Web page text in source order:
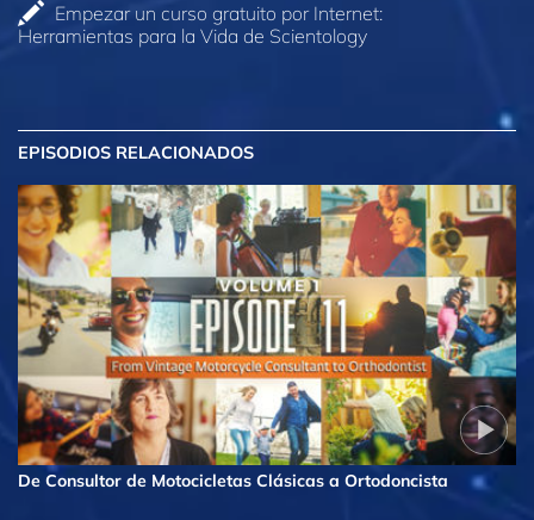
Empezar un curso gratuito por Internet:
Herramientas para la Vida de Scientology
EPISODIOS RELACIONADOS
De Consultor de Motocicletas Clásicas a Ortodoncista